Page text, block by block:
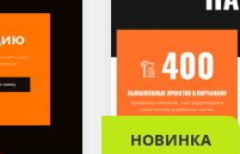
НОВИНКА